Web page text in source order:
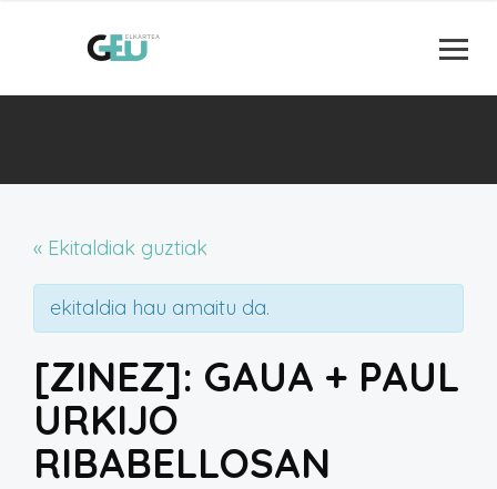
« Ekitaldiak guztiak
ekitaldia hau amaitu da.
[ZINEZ]: GAUA + PAUL
URKIJO
RIBABELLOSAN